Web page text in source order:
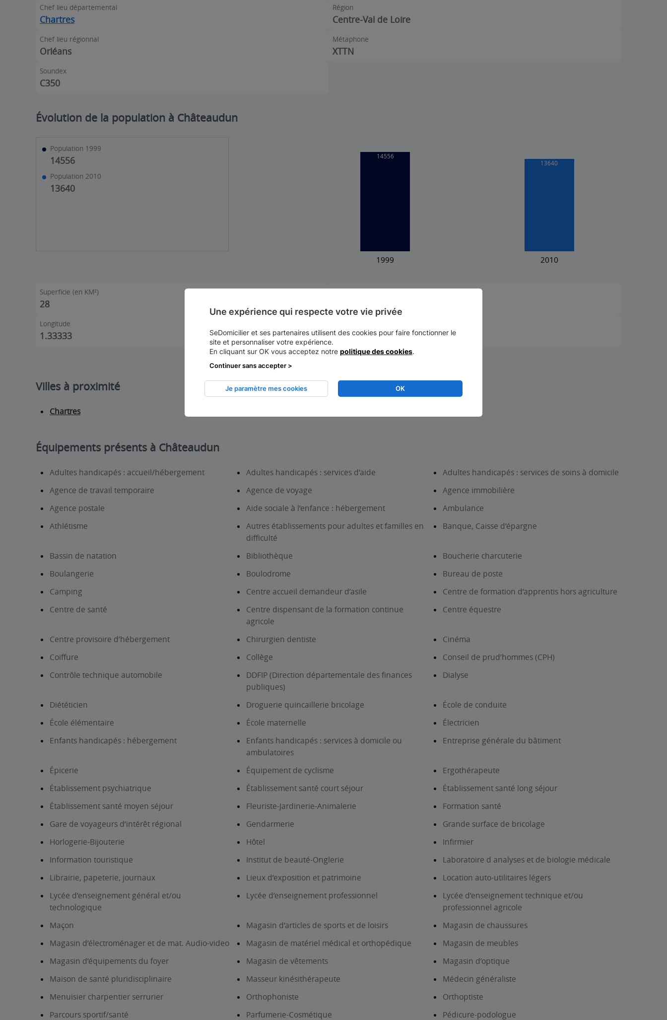
Chef lieu départemental
Chartres
Région
Centre-Val de Loire
Chef lieu régionnal
Orléans
Métaphone
XTTN
Soundex
C350
Évolution de la population à Châteaudun
Population 1999
14556
Population 2010
13640
Superficie (en KM²)
28
Longitude
1.33333 48.0833
Villes à proximité
Chartres
Équipements présents à Châteaudun
Adultes handicapés : accueil/hébergement Adultes handicapés : services d’aide
Adultes handicapés : services de soins à domicile
Agence de travail temporaire
Agence de voyage
Agence immobilière
Agence postale
Aide sociale à l’enfance : hébergement
Ambulance
Athlétisme
Autres établissements pour adultes et familles en
difficulté
Banque, Caisse d’épargne
Bassin de natation Bibliothèque
Boucherie charcuterie
Boulangerie
Boulodrome
Bureau de poste
Camping
Centre accueil demandeur d’asile
Centre de formation d’apprentis hors agriculture
Centre de santé
Centre dispensant de la formation continue
agricole
Centre équestre
Centre provisoire d’hébergement Chirurgien dentiste
Cinéma
Coiffure
Collège
Conseil de prud’hommes (CPH)
Contrôle technique automobile
DDFIP (Direction départementale des finances
publiques)
Dialyse
Diététicien Droguerie quincaillerie bricolage
École de conduite
École élémentaire
École maternelle
Électricien
Enfants handicapés : hébergement
Enfants handicapés : services à domicile ou
ambulatoires
Entreprise générale du bâtiment
Épicerie Équipement de cyclisme
Ergothérapeute
Établissement psychiatrique
Établissement santé court séjour
Établissement santé long séjour
Établissement santé moyen séjour
Fleuriste-Jardinerie-Animalerie
Formation santé
Gare de voyageurs d’intérêt régional
Gendarmerie
Grande surface de bricolage
Horlogerie-Bijouterie
Hôtel
Infirmier
Information touristique
Institut de beauté-Onglerie
Laboratoire d analyses et de biologie médicale
Librairie, papeterie, journaux
Lieux d’exposition et patrimoine
Location auto-utilitaires légers
Lycée d’enseignement général et/ou
technologique
Lycée d’enseignement professionnel
Lycée d’enseignement technique et/ou
professionnel agricole
Maçon
Magasin d’articles de sports et de loisirs
Magasin de chaussures
Magasin d’électroménager et de mat. Audio-video
Magasin de matériel médical et orthopédique
Magasin de meubles
Magasin d’équipements du foyer
Magasin de vêtements
Magasin d’optique
Maison de santé pluridisciplinaire
Masseur kinésithérapeute
Médecin généraliste
Menuisier charpentier serrurier
Orthophoniste
Orthoptiste
Parcours sportif/santé
Parfumerie-Cosmétique Pédicure-podologue
Une expérience qui respecte votre vie privée
SeDomicilier et ses partenaires utilisent des cookies pour faire fonctionner le
site et personnaliser votre expérience.
En cliquant sur OK vous acceptez notre politique des cookies.
OK
Je paramètre mes cookies
Continuer sans accepter >